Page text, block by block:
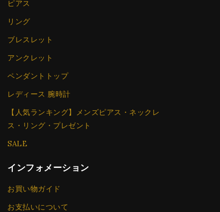
ピアス
リング
ブレスレット
アンクレット
ペンダントトップ
レディース 腕時計
【人気ランキング】メンズピアス・ネックレ
ス・リング・プレゼント
SALE
インフォメーション
お買い物ガイド
お支払いについて